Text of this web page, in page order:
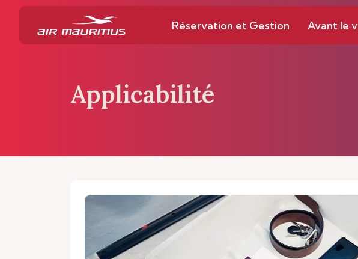
Réservation et Gestion Avant le
Applicabilité